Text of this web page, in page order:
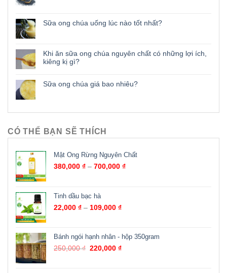
Sữa ong chúa uống lúc nào tốt nhất?
Khi ăn sữa ong chúa nguyên chất có những lợi ích,
kiêng kị gì?
Sữa ong chúa giá bao nhiêu?
CÓ THỂ BẠN SẼ THÍCH
Mật Ong Rừng Nguyên Chất
380,000 ₫ – 700,000 ₫
Tinh dầu bạc hà
22,000 ₫ – 109,000 ₫
Bánh ngói hạnh nhân - hộp 350gram
250,000₫ 220,000₫